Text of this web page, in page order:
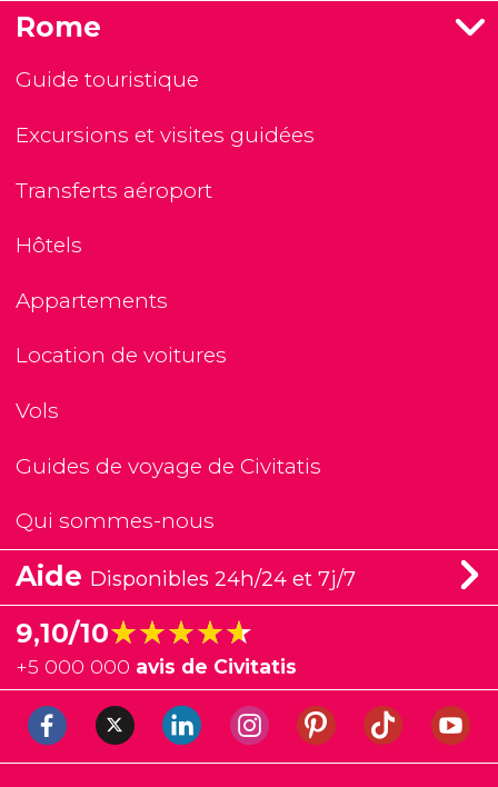
Rome
Guide touristique
Excursions et visites guidées
Transferts aéroport
Hôtels
Appartements
Location de voitures
Vols
Guides de voyage de Civitatis
Qui sommes-nous
Aide Disponibles 24h/24 et 7j/7
9,10/10★★★★★
★★★★★
+5 000 000 avis de Civitatis